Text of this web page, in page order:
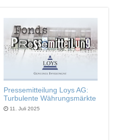
Pressemitteilung Loys AG:
Turbulente Währungsmärkte
11. Juli 2025